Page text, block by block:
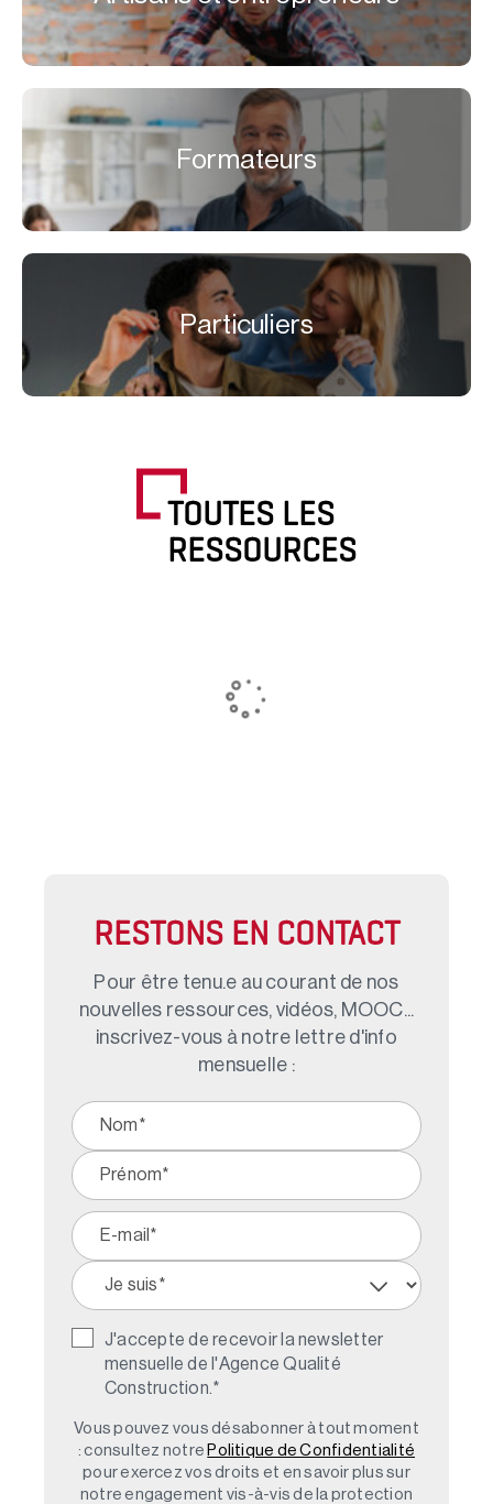
Formateurs
Particuliers
TOUTES LES
RESSOURCES
RESTONS EN CONTACT
Pour être tenu.e au courant de nos
nouvelles ressources, vidéos, MOOC...
inscrivez-vous à notre lettre d'info
mensuelle :
J'accepte de recevoir la newsletter
mensuelle de l'Agence Qualité
Construction. *
Vous pouvez vous désabonner à tout moment
: consultez notre Politique de Confidentialité
pour exercez vos droits et en savoir plus sur
notre engagement vis-à-vis de la protection